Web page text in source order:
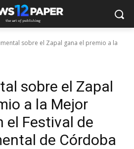
sobre el Zapal gana el premio a la
sobre el Zapal
a la Mejor
el Festival de
de Córdoba